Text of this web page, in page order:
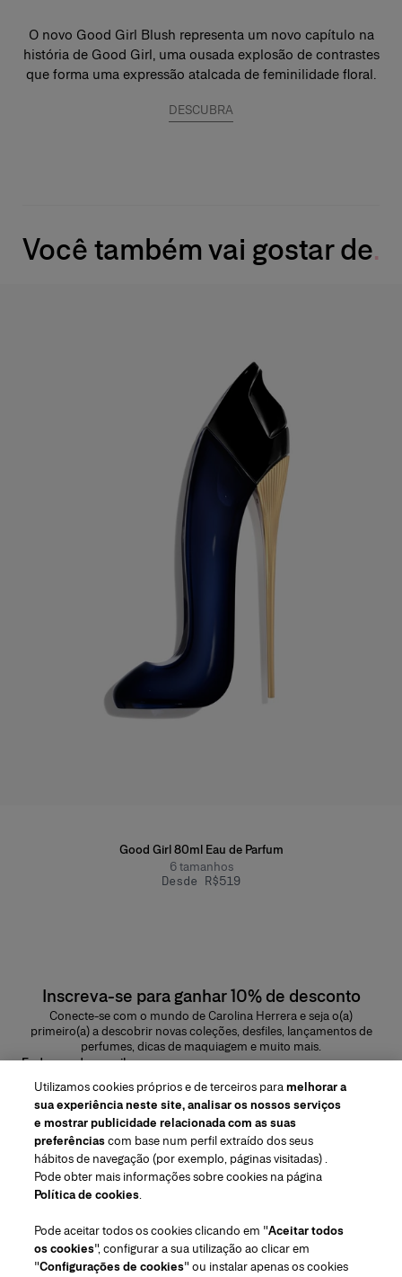
O novo Good Girl Blush representa um novo capítulo na
história de Good Girl, uma ousada explosão de contrastes
que forma uma expressão atalcada de feminilidade floral.
DESCUBRA
Você também vai gostar de
Good Girl 80ml Eau de Parfum
6 tamanhos
Desde R$519
Inscreva-se para ganhar 10% de desconto
Conecte-se com o mundo de Carolina Herrera e seja o(a)
primeiro(a) a descobrir novas coleções, desfiles, lançamentos de
perfumes, dicas de maquiagem e muito mais.
Endereço de e-mail
Região/Idioma
Atendimento ao cliente
Encontrar uma loja Fale conosco
Sobre nós
Utilizamos cookies próprios e de terceiros paramelhorar a
sua experiência neste site, analisar os nossos serviços
e mostrar publicidade relacionada com as suas
preferênciascom base num perfil extraído dos seus
hábitos de navegação (por exemplo, páginas visitadas) .
Pode obter mais informações sobre cookies na página
Política de cookies.
Pode aceitar todos os cookies clicando em "Aceitar todos
os cookies", configurar a sua utilização ao clicar em
"Configurações de cookies" ou instalar apenas os cookies